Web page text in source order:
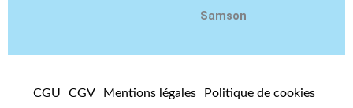
m
Samson
CGU CGV Mentions légales Politique de cookies